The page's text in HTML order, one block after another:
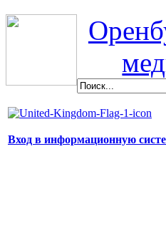
Вход в информационную